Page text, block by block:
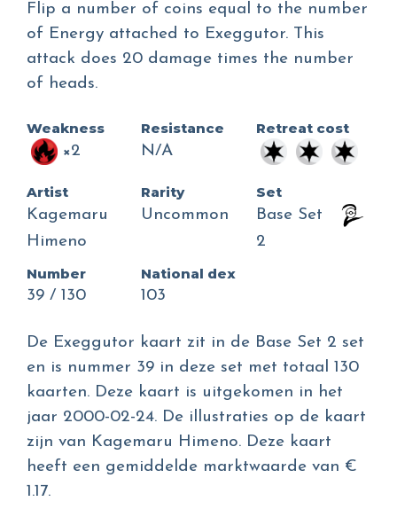
Flip a number of coins equal to the number
of Energy attached to Exeggutor. This
attack does 20 damage times the number
of heads.
Weakness
×2
Resistance
N/A
Retreat cost
Artist
Kagemaru
Himeno
Rarity
Uncommon
Set
Base Set
2
Number
39 / 130
National dex
103
De Exeggutor kaart zit in de Base Set 2 set
en is nummer 39 in deze set met totaal 130
kaarten. Deze kaart is uitgekomen in het
jaar 2000-02-24. De illustraties op de kaart
zijn van Kagemaru Himeno. Deze kaart
heeft een gemiddelde marktwaarde van €
1.17.